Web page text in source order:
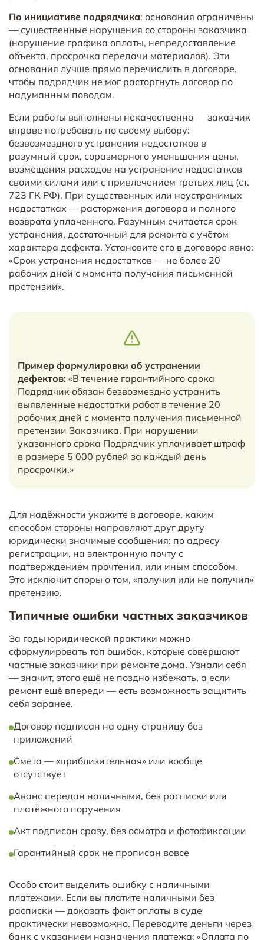
По инициативе подрядчика: основания ограничены
— существенные нарушения со стороны заказчика
(нарушение графика оплаты, непредоставление
объекта, просрочка передачи материалов). Эти
основания лучше прямо перечислить в договоре,
чтобы подрядчик не мог расторгнуть договор по
надуманным поводам.
Если работы выполнены некачественно — заказчик
вправе потребовать по своему выбору:
безвозмездного устранения недостатков в
разумный срок, соразмерного уменьшения цены,
возмещения расходов на устранение недостатков
своими силами или с привлечением третьих лиц (ст.
723 ГК РФ). При существенных или неустранимых
недостатках — расторжения договора и полного
возврата уплаченного. Разумным считается срок
устранения, достаточный для ремонта с учётом
характера дефекта. Установите его в договоре явно:
«Срок устранения недостатков — не более 20
рабочих дней с момента получения письменной
претензии».
Пример формулировки об устранении
дефектов: «В течение гарантийного срока
Подрядчик обязан безвозмездно устранить
выявленные недостатки работ в течение 20
рабочих дней с момента получения письменной
претензии Заказчика. При нарушении
указанного срока Подрядчик уплачивает штраф
в размере 5 000 рублей за каждый день
просрочки.»
Для надёжности укажите в договоре, каким
способом стороны направляют друг другу
юридически значимые сообщения: по адресу
регистрации, на электронную почту с
подтверждением прочтения, или иным способом.
Это исключит споры о том, «получил или не получил»
претензию.
Типичные ошибки частных заказчиков
За годы юридической практики можно
сформулировать топ ошибок, которые совершают
частные заказчики при ремонте дома. Узнали себя
— значит, этого ещё не поздно избежать, а если
ремонт ещё впереди — есть возможность защитить
себя заранее.
Договор подписан на одну страницу без
приложений
Смета — «приблизительная» или вообще
отсутствует
Аванс передан наличными, без расписки или
платёжного поручения
Акт подписан сразу, без осмотра и фотофиксации
Гарантийный срок не прописан вовсе
Особо стоит выделить ошибку с наличными
платежами. Если вы платите наличными без
расписки — доказать факт оплаты в суде
практически невозможно. Переводите деньги через
банк с указанием назначения платежа: «Оплата по